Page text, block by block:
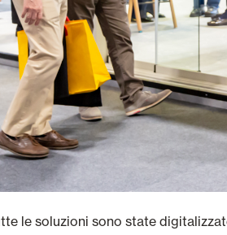
le soluzioni sono state